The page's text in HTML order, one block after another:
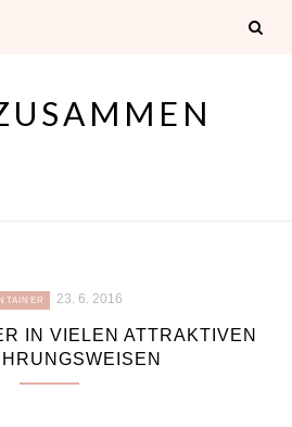
23. 6. 2016
IN VIELEN ATTRAKTIVEN